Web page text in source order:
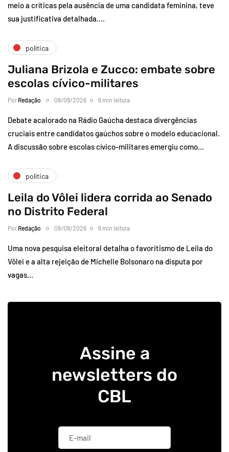
meio a críticas pela ausência de uma candidata feminina, teve
sua justificativa detalhada….
política
Juliana Brizola e Zucco: embate sobre
escolas cívico-militares
Por Redação 06/08/2026 6 min leitura
Debate acalorado na Rádio Gaúcha destaca divergências
cruciais entre candidatos gaúchos sobre o modelo educacional.
A discussão sobre escolas cívico-militares emergiu como…
política
Leila do Vôlei lidera corrida ao Senado
no Distrito Federal
Por Redação 06/08/2026 6 min leitura
Uma nova pesquisa eleitoral detalha o favoritismo de Leila do
Vôlei e a alta rejeição de Michelle Bolsonaro na disputa por
vagas…
Assine a
newsletters do
CBL